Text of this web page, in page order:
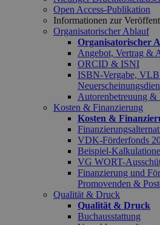
Open Access-Publikation
Informationen zur
Organisatorischer Ablauf
Organisatorischer
Angebot, Vertrag &
ORCID & ISNI
ISBN-Vergabe,
Autorenbetreuung &
Kosten & Finanzierung
Kosten &
VDK-Förderfonds
Beispiel-
VG WORT-
Finanzierung und
Promovenden &
Qualität & Druck
Qualität & Druck
Buchausstattung